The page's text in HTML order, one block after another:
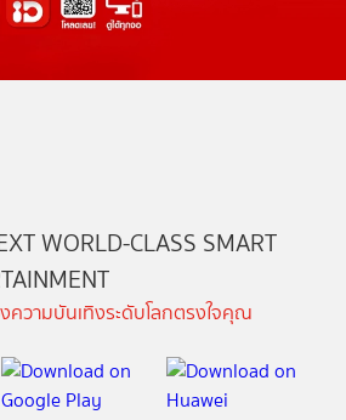
WORLD-CLASS SMART
ความบันเทิงระดับโลกตรงใจคุณ